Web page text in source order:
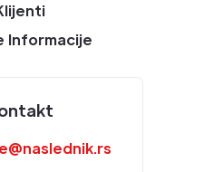
Informacije